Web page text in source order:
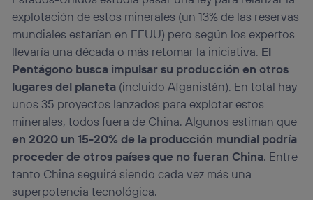
explotación de estos minerales (un 13% de las reservas
mundiales estarían en EEUU) pero según los expertos
llevaría una década o más retomar la iniciativa. El
Pentágono busca impulsar su producción en otros
lugares del planeta (incluido Afganistán). En total hay
unos 35 proyectos lanzados para explotar estos
minerales, todos fuera de China. Algunos estiman que
en 2020 un 15-20% de la producción mundial podría
proceder de otros países que no fueran China. Entre
tanto China seguirá siendo cada vez más una
superpotencia tecnológica.